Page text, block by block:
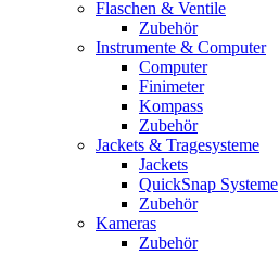
Flaschen & Ventile
Zubehör
Instrumente & Computer
Computer
Finimeter
Kompass
Zubehör
Jackets & Tragesysteme
Jackets
QuickSnap Systeme
Zubehör
Kameras
Zubehör